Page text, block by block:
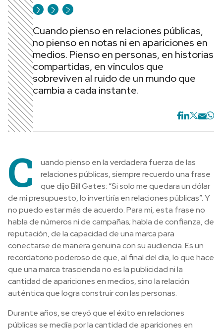
Cuando pienso en relaciones públicas,
no pienso en notas ni en apariciones en
medios. Pienso en personas, en historias
compartidas, en vínculos que
sobreviven al ruido de un mundo que
cambia a cada instante.
C
uando pienso en la verdadera fuerza de las
relaciones públicas, siempre recuerdo una frase
que dijo Bill Gates: “Si solo me quedara un dólar
de mi presupuesto, lo invertiría en relaciones públicas”. Y
no puedo estar más de acuerdo. Para mí, esta frase no
habla de números ni de campañas; habla de confianza, de
reputación, de la capacidad de una marca para
conectarse de manera genuina con su audiencia. Es un
recordatorio poderoso de que, al final del día, lo que hace
que una marca trascienda no es la publicidad ni la
cantidad de apariciones en medios, sino la relación
auténtica que logra construir con las personas.
Durante años, se creyó que el éxito en relaciones
públicas se medía por la cantidad de apariciones en